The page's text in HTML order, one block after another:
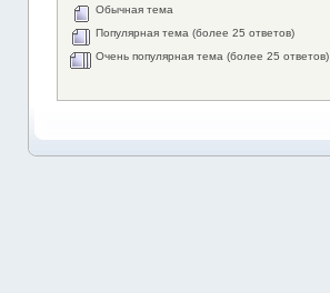
Обычная тема
Популярная тема (более 25 ответов)
Очень популярная тема (более 25 ответов)